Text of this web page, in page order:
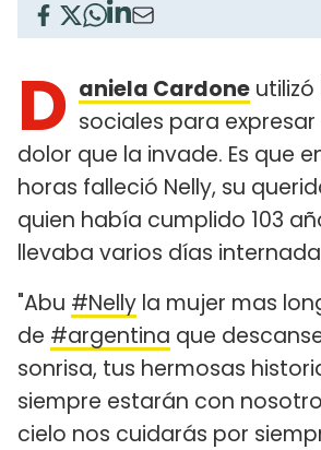
D aniela Cardone utilizó
sociales para
dolor que la invade. Es que
horas falleció Nelly, su
quien había cumplido 103
llevaba varios días
"Abu #Nelly la mujer mas
de #argentina que
sonrisa, tus hermosas
siempre estarán con
cielo nos cuidarás por